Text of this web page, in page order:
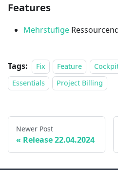
Features
Mehrstufige
Tags: Fix Feature
Essentials
Project Billing
Newer Post
Release 22.04.2024